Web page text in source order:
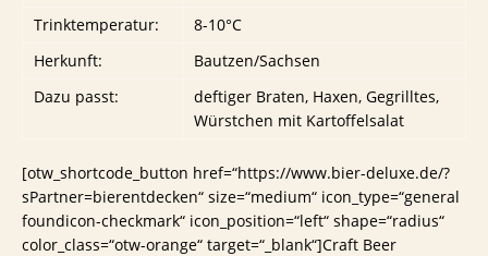
Trinktemperatur:
8-10°C
Herkunft:
Bautzen/Sachsen
Dazu passt:
deftiger Braten, Haxen, Gegrilltes,
Würstchen mit Kartoffelsalat
[otw_shortcode_button href=“https://www.bier-deluxe.de/?
sPartner=bierentdecken“ size=“medium“ icon_type=“general
foundicon-checkmark“ icon_position=“left“ shape=“radius“
color_class=“otw-orange“ target=“_blank“]Craft Beer